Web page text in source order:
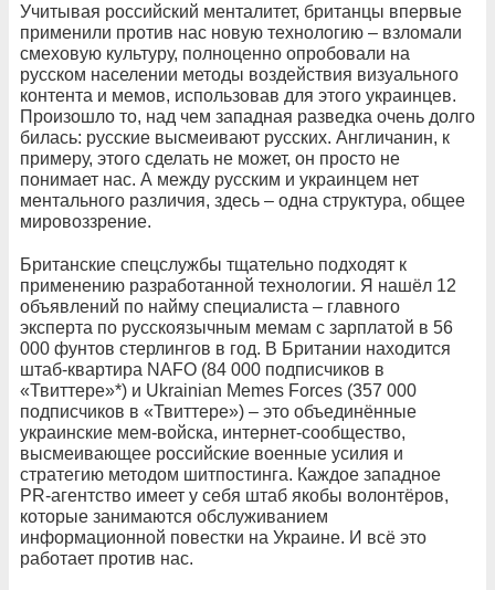
Учитывая российский менталитет, британцы впервые
применили против нас новую технологию – взломали
смеховую культуру, полноценно опробовали на
русском населении методы воздействия визуального
контента и мемов, использовав для этого украинцев.
Произошло то, над чем западная разведка очень долго
билась: русские высмеивают русских. Англичанин, к
примеру, этого сделать не может, он просто не
понимает нас. А между русским и украинцем нет
ментального различия, здесь – одна структура, общее
мировоззрение.
Британские спецслужбы тщательно подходят к
применению разработанной технологии. Я нашёл 12
объявлений по найму специалиста – главного
эксперта по русскоязычным мемам с зарплатой в 56
000 фунтов стерлингов в год. В Британии находится
штаб-квартира NAFO (84 000 подписчиков в
«Твиттере»*) и Ukrainian Memes Forces (357 000
подписчиков в «Твиттере») – это объединённые
украинские мем-войска, интернет-сообщество,
высмеивающее российские военные усилия и
стратегию методом шитпостинга. Каждое западное
PR-агентство имеет у себя штаб якобы волонтёров,
которые занимаются обслуживанием
информационной повестки на Украине. И всё это
работает против нас.